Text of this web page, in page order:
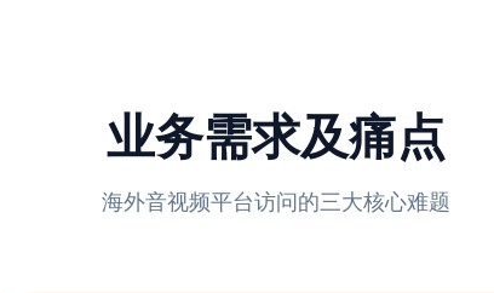
业务需求及痛点
海外音视频平台访问的三大核心难题